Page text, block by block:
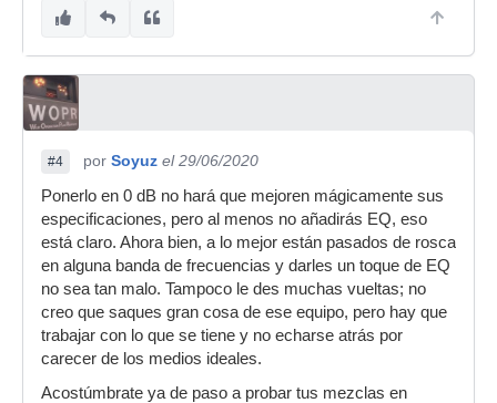
#4 por Soyuz el 29/06/2020
Ponerlo en 0 dB no hará que mejoren mágicamente sus
especificaciones, pero al menos no añadirás EQ, eso
está claro. Ahora bien, a lo mejor están pasados de rosca
en alguna banda de frecuencias y darles un toque de EQ
no sea tan malo. Tampoco le des muchas vueltas; no
creo que saques gran cosa de ese equipo, pero hay que
trabajar con lo que se tiene y no echarse atrás por
carecer de los medios ideales.
Acostúmbrate ya de paso a probar tus mezclas en